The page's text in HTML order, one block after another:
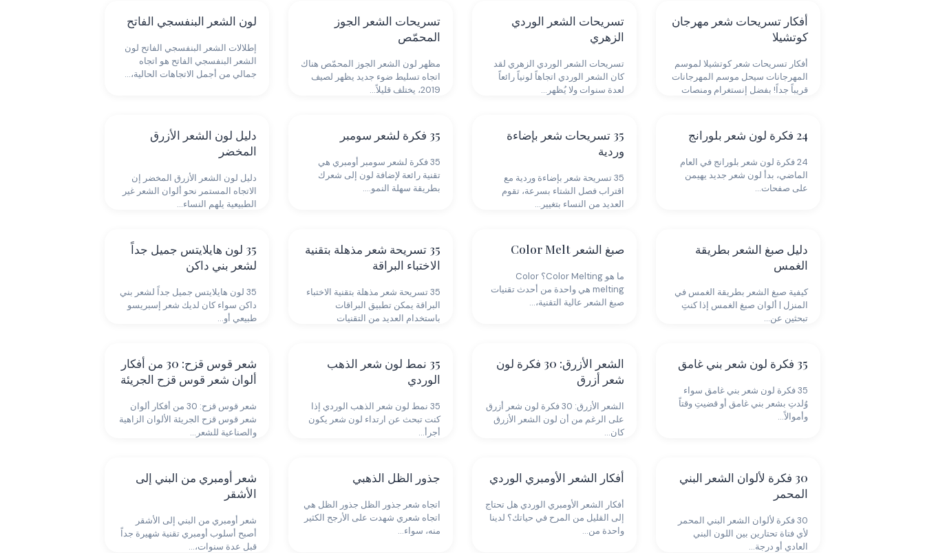
أفكار تسريحات شعر مهرجان
كوتشيلا
أفكار تسريحات شعر كوتشيلا لموسم
المهرجانات سيحل موسم المهرجانات
قريباً جداً! بفضل إنستغرام ومنصات
تسريحات الشعر الوردي
الزهري
تسريحات الشعر الوردي الزهري لقد
كان الشعر الوردي اتجاهاً لونياً رائعاً
لعدة سنوات ولا يُظهر…
تسريحات الشعر الجوز
المحمّص
مظهر لون الشعر الجوز المحمّص هناك
اتجاه تسليط ضوء جديد يظهر لصيف
2019، يختلف قليلاً…
لون الشعر البنفسجي الفاتح
إطلالات الشعر البنفسجي الفاتح لون
الشعر البنفسجي الفاتح هو اتجاه
جمالي من أجمل الاتجاهات الحالية،…
24 فكرة لون شعر بلورانج
24 فكرة لون شعر بلورانج في العام
الماضي، بدأ لون شعر جديد يهيمن
على صفحات…
35 تسريحات شعر بإضاءة
وردية
35 تسريحة شعر بإضاءة وردية مع
اقتراب فصل الشتاء بسرعة، تقوم
العديد من النساء بتغيير…
35 فكرة لشعر سومبر
35 فكرة لشعر سومبر أومبري هي
تقنية رائعة لإضافة لون إلى شعرك
بطريقة سهلة النمو.…
دليل لون الشعر الأزرق
المخضر
دليل لون الشعر الأزرق المخضر إن
الاتجاه المستمر نحو ألوان الشعر غير
الطبيعية يلهم النساء…
دليل صبغ الشعر بطريقة
الغمس
كيفية صبغ الشعر بطريقة الغمس في
المنزل | ألوان صبغ الغمس إذا كنتِ
تبحثين عن…
صبغ الشعر Color Melt
ما هو Color Melting؟ Color
melting هي واحدة من أحدث تقنيات
صبغ الشعر عالية التقنية،…
35 تسريحة شعر مذهلة بتقنية
الاختباء البراقة
35 تسريحة شعر مذهلة بتقنية الاختباء
البراقة يمكن تطبيق البراقات
باستخدام العديد من التقنيات
35 لون هايلايتس جميل جداً
لشعر بني داكن
35 لون هايلايتس جميل جداً لشعر بني
داكن سواء كان لديك شعر إسبريسو
طبيعي أو…
35 فكرة لون شعر بني غامق
35 فكرة لون شعر بني غامق سواء
وُلدتِ بشعر بني غامق أو قضيتِ وقتاً
وأموالاً…
الشعر الأزرق: 30 فكرة لون
شعر أزرق
الشعر الأزرق: 30 فكرة لون شعر أزرق
على الرغم من أن لون الشعر الأزرق
كان…
35 نمط لون شعر الذهب
الوردي
35 نمط لون شعر الذهب الوردي إذا
كنت تبحث عن ارتداء لون شعر يكون
أجرأ…
شعر قوس قزح: 30 من أفكار
ألوان شعر قوس قزح الجريئة
شعر قوس قزح: 30 من أفكار ألوان
شعر قوس قزح الجريئة الألوان الزاهية
والصناعية للشعر…
30 فكرة لألوان الشعر البني
المحمر
30 فكرة لألوان الشعر البني المحمر
لأي فتاة تحتارين بين اللون البني
العادي أو درجة…
أفكار الشعر الأومبري الوردي
أفكار الشعر الأومبري الوردي هل تحتاج
إلى القليل من المرح في حياتك؟ لدينا
واحدة من…
جذور الظل الذهبي
اتجاه شعر جذور الظل جذور الظل هي
اتجاه شعري شهدت على الأرجح الكثير
منه، سواء…
شعر أومبري من البني إلى
الأشقر
شعر أومبري من البني إلى الأشقر
أصبح أسلوب أومبري تقنية شهيرة جداً
قبل عدة سنوات،…